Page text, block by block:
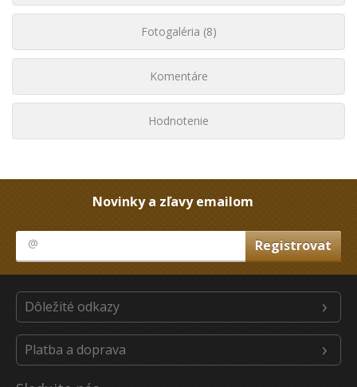
Fotogaléria (8)
Komentáre
Hodnotenie
Novinky a zľavy emailom
Dôležité odkazy
Platba a doprava